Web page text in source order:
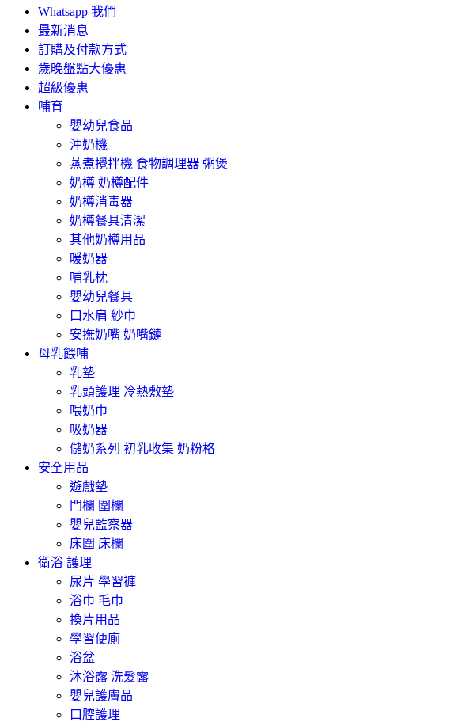
Whatsapp 我們
最新消息
訂購及付款方式
歲晚盤點大優惠
超級優惠
哺育
嬰幼兒食品
沖奶機
蒸煮攪拌機 食物調理器 粥煲
奶樽 奶樽配件
奶樽消毒器
奶樽餐具清潔
其他奶樽用品
暖奶器
哺乳枕
嬰幼兒餐具
口水肩 紗巾
安撫奶嘴 奶嘴鏈
母乳餵哺
乳墊
乳頭護理 冷熱敷墊
喂奶巾
吸奶器
儲奶系列 初乳收集 奶粉格
安全用品
遊戲墊
門欄 圍欄
嬰兒監察器
床圍 床欄
衛浴 護理
尿片 學習褲
浴巾 毛巾
換片用品
學習便廁
浴盆
沐浴露 洗髮露
嬰兒護膚品
口腔護理